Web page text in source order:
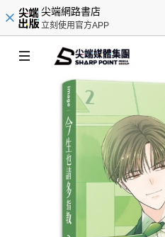
尖端網路書店
立刻使用官方APP